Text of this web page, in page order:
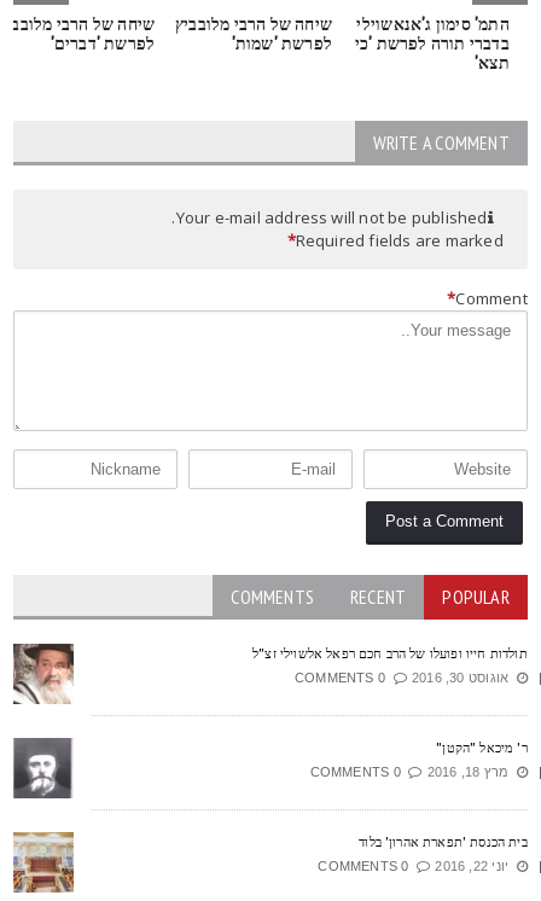
התמ' סימון ג'אנאשוילי
בדברי תורה לפרשת 'כי
תצא'
שיחה של הרבי מלובביץ
לפרשת 'שמות'
שיחה של הרבי מלובביץ
לפרשת 'דברים'
WRITE A COMMENT
Your e-mail address will not be published.
Required fields are marked
*
*
POPULAR
RECENT
COMMENTS
חייו ופועלו של הרב חכם רפאל אלשוילי זצ"ל
אוגוסט 30, 2016 0 COMMENTS
מיכאל "הקטן"
מרץ 18, 2016 0 COMMENTS
הכנסת 'תפארת אהרון' בלוד
יוני 22, 2016 0 COMMENTS